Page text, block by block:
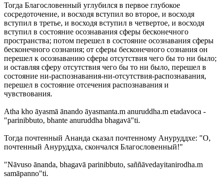
Тогда Благословенный углубился в первое глубокое
сосредоточение, и восходя вступил во второе, и восходя
вступил в третье, и восходя вступил в четвертое, и восходя
вступил в состояние осознавания сферы бесконечного
пространства; потом перешел в состояние осознавания сферы
бесконечного сознания; от сферы бесконечного сознания он
перешел к осознаванию сферы отсутствия чего бы то ни было;
и оставляя сферу отсутствия чего бы то ни было, перешел в
состояние ни-распознавания-ни-отсутствия-распознавания,
перешел в состояние отсечения распознавания и
чувствования.
Atha kho āyasmā ānando āyasmanta.m anuruddha.m etadavoca -
"parinibbuto, bhante anuruddha bhagavā"ti.
Тогда почтенный Ананда сказал почтенному Ануруддхе: "О,
почтенный Ануруддха, скончался Благословенный!"
"Nāvuso ānanda, bhagavā parinibbuto, saññāvedayitanirodha.m
samāpanno"ti.